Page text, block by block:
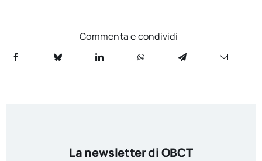
Commenta e condividi
La newsletter di OBCT